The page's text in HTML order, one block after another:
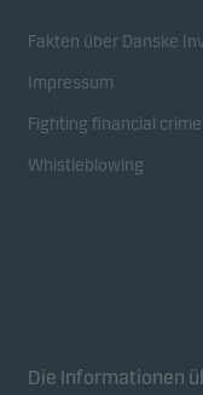
Fakten über Danske
Impressum
Fighting financial crime
Whistleblowing
Die Informationen